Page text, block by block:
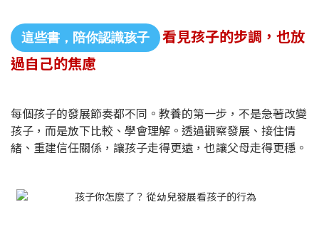
這些書，陪你認識孩子
看見孩子的步調，也放
過自己的焦慮
每個孩子的發展節奏都不同。教養的第一步，不是急著改變
孩子，而是放下比較、學會理解。透過觀察發展、接住情
緒、重建信任關係，讓孩子走得更遠，也讓父母走得更穩。